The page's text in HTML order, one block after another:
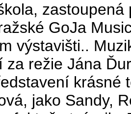
zastoupená
GoJa
výstavišti..
za režie Jána
krásné
jako Sandy,